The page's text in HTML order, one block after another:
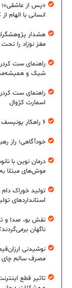
«پس از عاشقی»؛
انسانی با الهام
هشدار
مغز نوزاد را تحت
شیک و
راهنمای ست کردن
اسمارت کژوال
۶ راهکار یونیسف برای پرورش عادت‌های غذایی سالم در کودکان
خودآگاهی؛ راز
موش‌های مبتلا
تولید خوراک
استانداردهای
نقش بو، صدا و
ناگهان
نوشیدنی
مصرف سالم چای
تاثیر قطع